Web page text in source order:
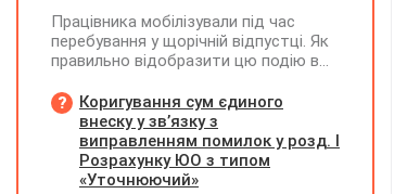
Працівника мобілізували під час
перебування у щорічній відпустці. Як
правильно відобразити цю подію в
бухгалтерському обліку та
податковій звітності?
Коригування сум єдиного
внеску у зв’язку з
виправленням помилок у розд. І
Розрахунку ЮО з типом
«Уточнюючий»